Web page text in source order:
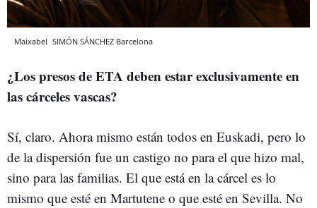
Maixabel SIMÓN SÁNCHEZ Barcelona
¿Los presos de ETA deben estar exclusivamente en
las cárceles vascas?
Sí, claro. Ahora mismo están todos en Euskadi, pero lo
de la dispersión fue un castigo no para el que hizo mal,
sino para las familias. El que está en la cárcel es lo
mismo que esté en Martutene o que esté en Sevilla. No